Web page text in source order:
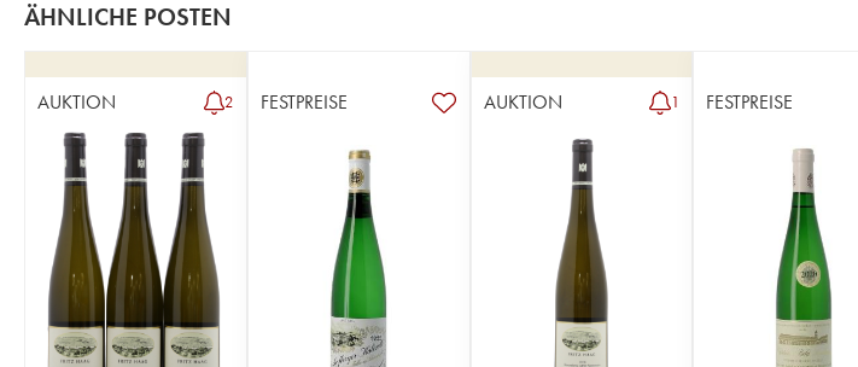
ÄHNLICHE POSTEN
AUKTION 2 FESTPREISE AUKTION 1 FESTPREISE